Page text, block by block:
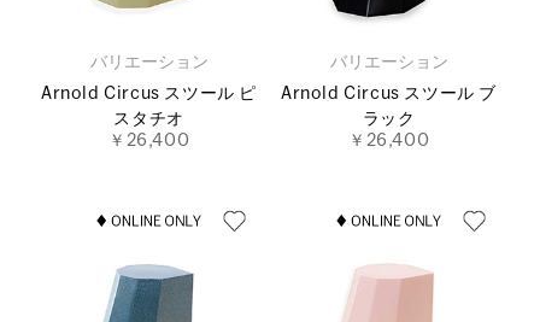
バリエーション
Arnold Circus スツール ピ
スタチオ
￥26,400
バリエーション
Arnold Circus スツール ブ
ラック
￥26,400